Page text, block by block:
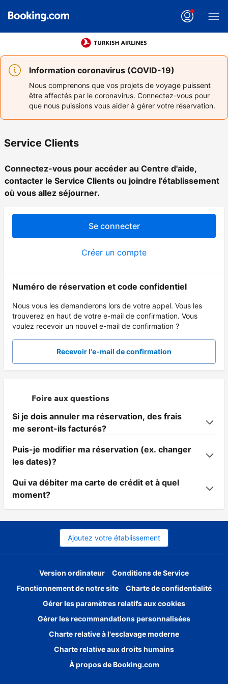
Information coronavirus (COVID-19)
Nous comprenons que vos projets de voyage puissent
être affectés par le coronavirus. Connectez-vous pour
que nous puissions vous aider à gérer votre réservation.
Service Clients
Connectez-vous pour accéder au Centre d'aide,
contacter le Service Clients ou joindre l'établissement
où vous allez séjourner.
Se connecter
Créer un compte
Numéro de réservation et code confidentiel
Nous vous les demanderons lors de votre appel. Vous les
trouverez en haut de votre e-mail de confirmation. Vous
voulez recevoir un nouvel e-mail de confirmation ?
Recevoir l'e-mail de confirmation
Foire aux questions
Si je dois annuler ma réservation, des frais
me seront-ils facturés?
Puis-je modifier ma réservation (ex. changer
les dates)?
Qui va débiter ma carte de crédit et à quel
moment?
Ajoutez votre établissement
Version ordinateur
Conditions de Service
Fonctionnement de notre site
Charte de confidentialité
Gérer les paramètres relatifs aux cookies
Gérer les recommandations personnalisées
Charte relative à l'esclavage moderne
Charte relative aux droits humains
À propos de Booking.com